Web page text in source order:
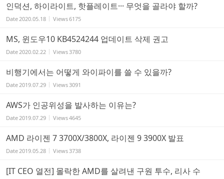
인덕션, 하이라이트, 핫플레이트··· 무엇을 골라야 할까?
Date2020.05.18 Views6175
MS, 윈도우10 KB4524244 업데이트 삭제 권고
Date2020.02.22 Views3780
비행기에서는 어떻게 와이파이를 쓸 수 있을까?
Date2019.07.29 Views3091
AWS가 인공위성을 발사하는 이유는?
Date2019.07.29 Views4645
AMD 라이젠 7 3700X/3800X, 라이젠 9 3900X 발표
Date2019.05.28 Views3738
[IT CEO 열전] 몰락한 AMD를 살려낸 구원 투수, 리사 수